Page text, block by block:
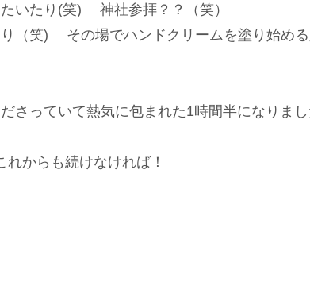
いたり(笑) 神社参拝？？（笑）
（笑) その場でハンドクリームを塗り始める
さっていて熱気に包まれた1時間半になりまし
からも続けなければ！